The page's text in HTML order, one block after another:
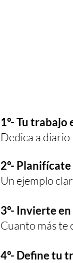
1º- Tu
Dedica a
2º-
Un ejemplo
3º- Invierte
Cuanto más te
4º- Define tu